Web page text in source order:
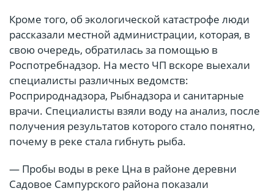
Кроме того, об экологической катастрофе люди
рассказали местной администрации, которая, в
свою очередь, обратилась за помощью в
Роспотребнадзор. На место ЧП вскоре выехали
специалисты различных ведомств:
Росприроднадзора, Рыбнадзора и санитарные
врачи. Специалисты взяли воду на анализ, после
получения результатов которого стало понятно,
почему в реке стала гибнуть рыба.
— Пробы воды в реке Цна в районе деревни
Садовое Сампурского района показали